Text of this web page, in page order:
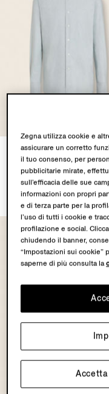
Camicia in Seta Cotone e
Cashmere Verde Acqua
CHF980.0
Zegna utilizza cookie e
assicurare un corretto
il tuo consenso, per
pubblicitarie mirate,
sull’efficacia delle sue
informazioni con propri
e di terza parte per la
l’uso di tutti i cookie e
profilazione e social.
chiudendo il banner,
“Impostazioni sui cookie”
saperne di più consulta la
Accetta